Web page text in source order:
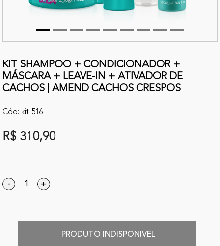
KIT SHAMPOO + CONDICIONADOR +
MÁSCARA + LEAVE-IN + ATIVADOR DE
CACHOS | AMEND CACHOS CRESPOS
Cód: kit-516
R$ 310,90
- +
PRODUTO INDISPONIVEL